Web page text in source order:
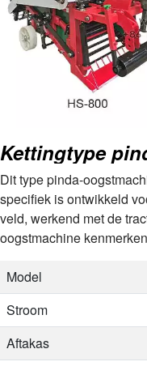
Dit type pinda-
specifiek is ontwikkeld
veld, werkend met de
oogstmachine
Model
Stroom
Aftakas